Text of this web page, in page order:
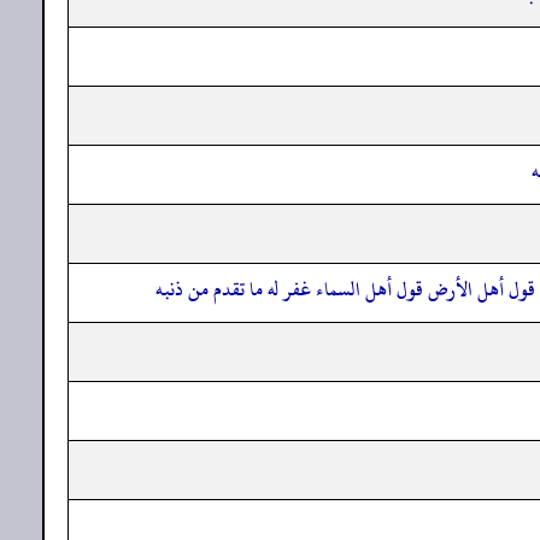
قول أهل الأرض قول أهل السماء غفر له ما تقدم من ذنبه